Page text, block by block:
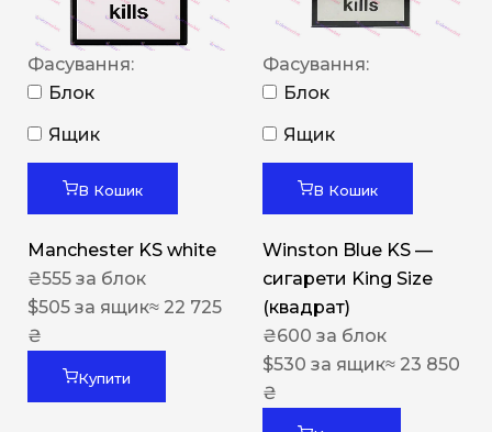
Фасування:
Блок
Ящик
В Кошик
Manchester KS white
₴555 за блок
$505 за ящик≈ 22 725
₴
Купити
Фасування:
Блок
Ящик
В Кошик
Winston Blue KS —
сигарети King Size
(квадрат)
₴600 за блок
$530 за ящик≈ 23 850
₴